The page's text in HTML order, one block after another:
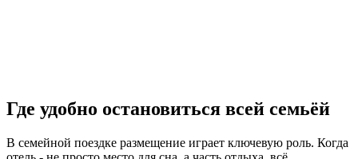
Где удобно остановиться всей семьёй
В семейной поездке размещение играет ключевую роль. Когда